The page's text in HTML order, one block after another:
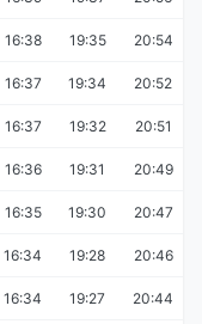
16:38 19:35 20:54
16:37 19:34 20:52
16:37 19:32 20:51
16:36 19:31 20:49
16:35 19:30 20:47
16:34 19:28 20:46
16:34 19:27 20:44